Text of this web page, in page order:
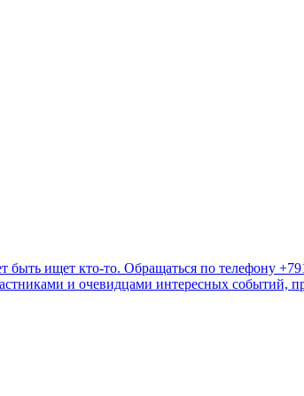
ищет кто-то. Обращаться по телефону
и очевидцами интересных событий,